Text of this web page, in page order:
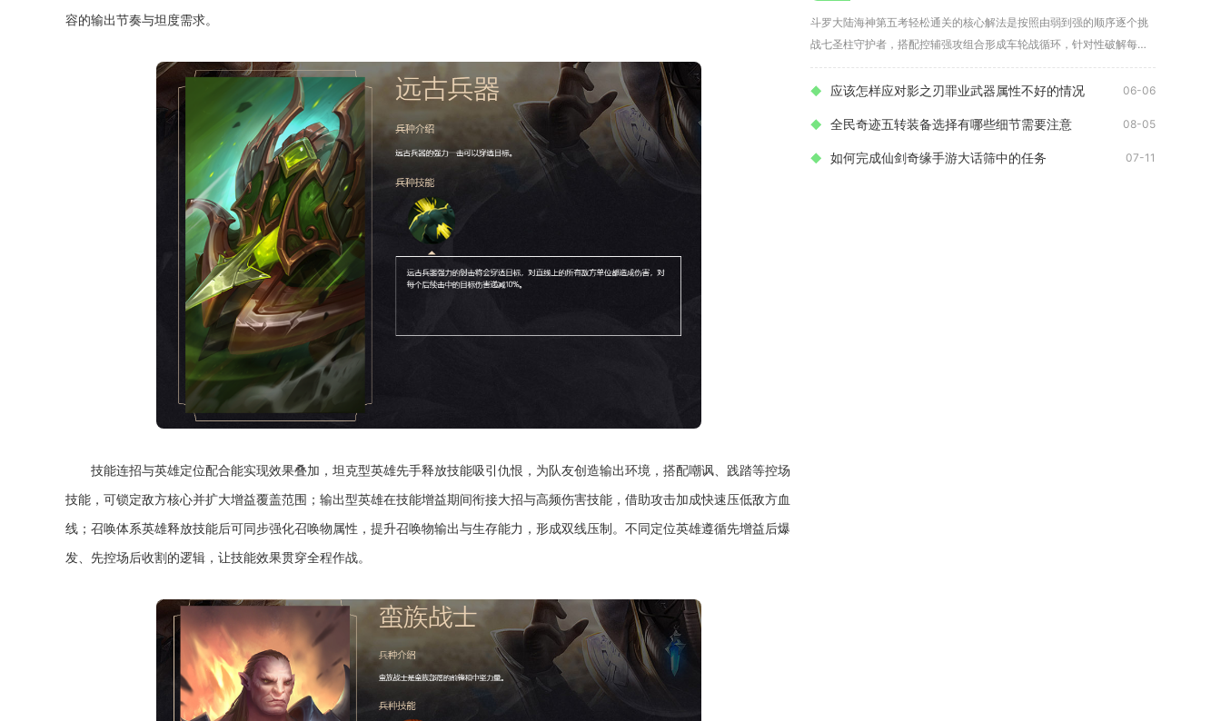
容的输出节奏与坦度需求。
技能连招与英雄定位配合能实现效果叠加，坦克型英雄先手释放技能吸引仇恨，为队友创造输出环境，搭配嘲讽、践踏等控场
技能，可锁定敌方核心并扩大增益覆盖范围；输出型英雄在技能增益期间衔接大招与高频伤害技能，借助攻击加成快速压低敌方血
线；召唤体系英雄释放技能后可同步强化召唤物属性，提升召唤物输出与生存能力，形成双线压制。不同定位英雄遵循先增益后爆
发、先控场后收割的逻辑，让技能效果贯穿全程作战。
斗罗大陆海神第五考轻松通关的核心解法是按照由弱到强的顺序逐个挑
战七圣柱守护者，搭配控辅强攻组合形成车轮战循环，针对性破解每位
守护者
应该怎样应对影之刃罪业武器属性不好的情况 06-06
全民奇迹五转装备选择有哪些细节需要注意 08-05
如何完成仙剑奇缘手游大话筛中的任务 07-11